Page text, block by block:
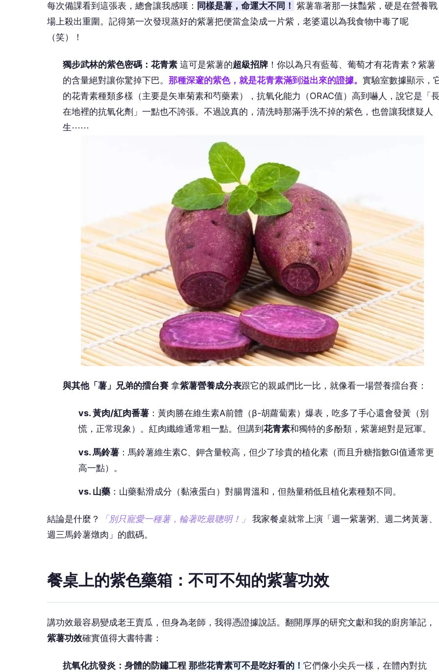
每次備課看到這張表，總會讓我感嘆： 同樣是薯，命運大不同！ 紫薯靠著那一抹豔紫，硬是在營養戰
場上殺出重圍。記得第一次發現蒸好的紫薯把便當盒染成一片紫，老婆還以為我食物中毒了呢
（笑）！
獨步武林的紫色密碼：花青素 這可是紫薯的超級招牌 ！你以為只有藍莓、葡萄才有花青素？紫薯
的含量絕對讓你驚掉下巴。 那種深邃的紫色，就是花青素滿到溢出來的證據。 實驗室數據顯示，
的花青素種類多樣（主要是矢車菊素和芍藥素），抗氧化能力（ORAC值）高到嚇人，說它是「
在地裡的抗氧化劑」一點也不誇張。不過說真的，清洗時那滿手洗不掉的紫色，也曾讓我懷疑人
生⋯⋯
與其他「薯」兄弟的擂台賽 拿紫薯營養成分表跟它的親戚們比一比，就像看一場營養擂台賽：
vs. 黃肉/紅肉番薯 ：黃肉勝在維生素A前體（β-胡蘿蔔素）爆表，吃多了手心還會發黃（別
慌，正常現象）。紅肉纖維通常粗一點。但講到 花青素和獨特的多酚類，紫薯絕對是冠軍。
vs. 馬鈴薯 ：馬鈴薯維生素C、鉀含量較高，但少了珍貴的植化素（而且升糖指數GI值通常更
高一點）。
vs. 山藥 ：山藥黏滑成分（黏液蛋白）對腸胃溫和，但熱量稍低且植化素種類不同。
結論是什麼？ 「別只寵愛一種薯，輪著吃最聰明！」
我家餐桌就常上演「週一紫薯粥、週二烤黃薯、
週三馬鈴薯燉肉」的戲碼。
餐桌上的紫色藥箱：不可不知的紫薯功效
講功效最容易變成老王賣瓜，但身為老師，我得憑證據說話。翻開厚厚的研究文獻和我的廚房筆記，
紫薯功效確實值得大書特書：
抗氧化抗發炎：身體的防鏽工程 那些花青素可不是吃好看的！ 它們像小尖兵一樣，在體內對抗